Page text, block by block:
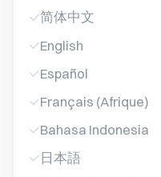
简体中文
English
Español
Français (Afrique)
Bahasa Indonesia
日本語